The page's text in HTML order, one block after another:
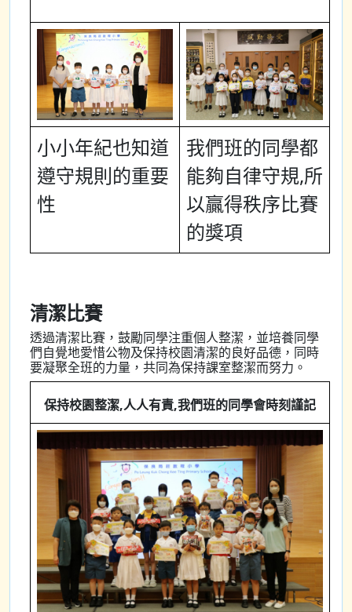
小小年紀也知道
遵守規則的重要
性
我們班的同學都
能夠自律守規,所
以贏得秩序比賽
的獎項
清潔比賽
透過清潔比賽，鼓勵同學注重個人整潔，並培養同學
們自覺地愛惜公物及保持校園清潔的良好品德，同時
要凝聚全班的力量，共同為保持課室整潔而努力。
保持校園整潔,人人有責,我們班的同學會時刻謹記